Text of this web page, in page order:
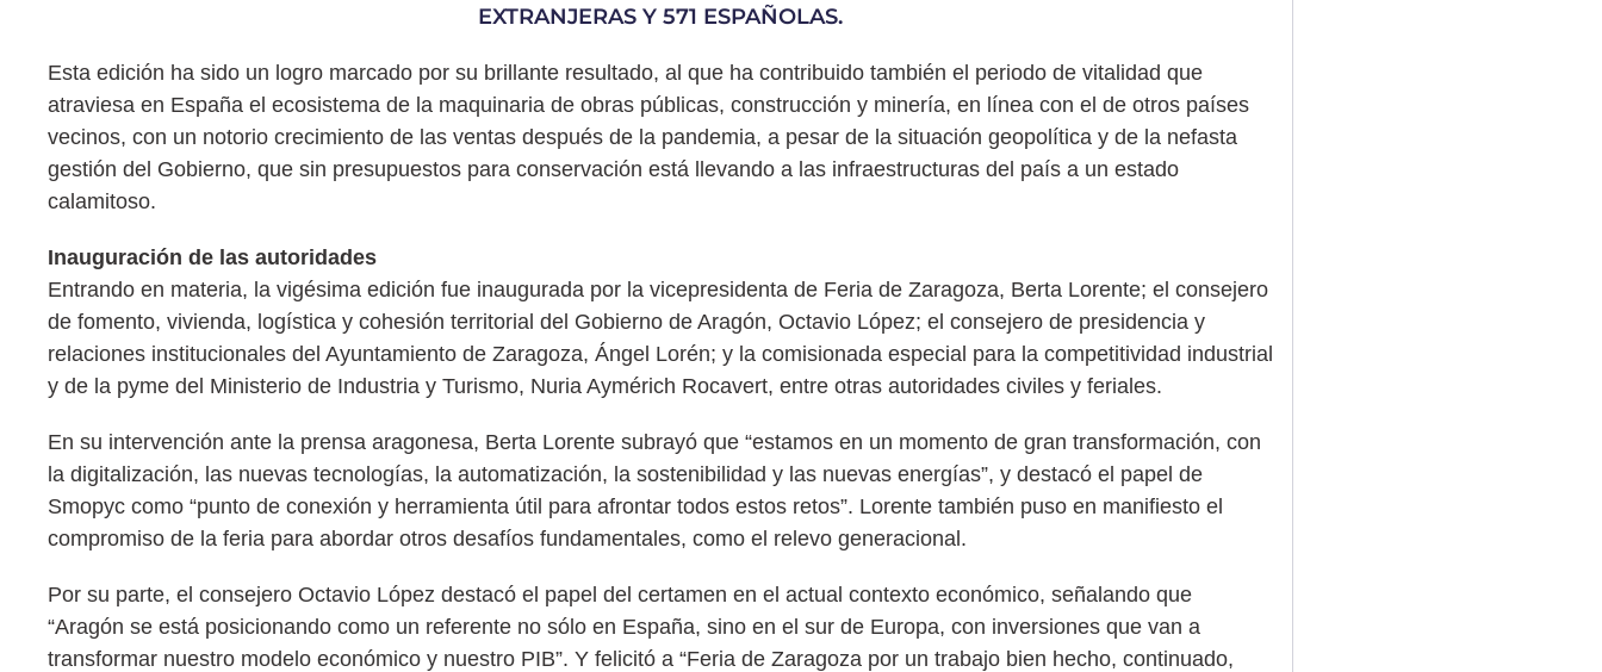
EXTRANJERAS Y 571 ESPAÑOLAS.
Esta edición ha sido un logro marcado por su brillante resultado, al que ha contribuido también el periodo de vitalidad que
atraviesa en España el ecosistema de la maquinaria de obras públicas, construcción y minería, en línea con el de otros países
vecinos, con un notorio crecimiento de las ventas después de la pandemia, a pesar de la situación geopolítica y de la nefasta
gestión del Gobierno, que sin presupuestos para conservación está llevando a las infraestructuras del país a un estado
calamitoso.
Inauguración de las autoridades
Entrando en materia, la vigésima edición fue inaugurada por la vicepresidenta de Feria de Zaragoza, Berta Lorente; el consejero
de fomento, vivienda, logística y cohesión territorial del Gobierno de Aragón, Octavio López; el consejero de presidencia y
relaciones institucionales del Ayuntamiento de Zaragoza, Ángel Lorén; y la comisionada especial para la competitividad industrial
y de la pyme del Ministerio de Industria y Turismo, Nuria Aymérich Rocavert, entre otras autoridades civiles y feriales.
En su intervención ante la prensa aragonesa, Berta Lorente subrayó que “estamos en un momento de gran transformación, con
la digitalización, las nuevas tecnologías, la automatización, la sostenibilidad y las nuevas energías”, y destacó el papel de
Smopyc como “punto de conexión y herramienta útil para afrontar todos estos retos”. Lorente también puso en manifiesto el
compromiso de la feria para abordar otros desafíos fundamentales, como el relevo generacional.
Por su parte, el consejero Octavio López destacó el papel del certamen en el actual contexto económico, señalando que
“Aragón se está posicionando como un referente no sólo en España, sino en el sur de Europa, con inversiones que van a
transformar nuestro modelo económico y nuestro PIB”. Y felicitó a “Feria de Zaragoza por un trabajo bien hecho, continuado,